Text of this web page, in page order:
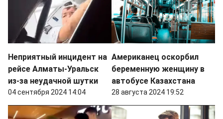
Неприятный инцидент на
рейсе Алматы-Уральск
из-за неудачной шутки
04 сентября 2024 14:04
Американец оскорбил
беременную женщину в
автобусе Казахстана
28 августа 2024 19:52